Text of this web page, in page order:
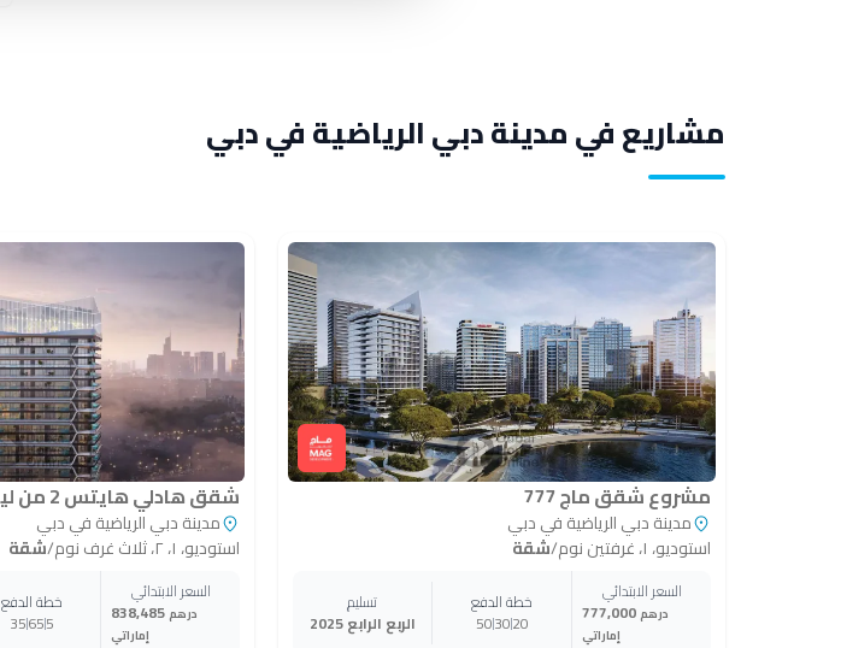
مشاريع في مدينة دبي الرياضية في دبي
مشروع شقق ماج 777
مدينة دبي الرياضية في دبي
استوديو، ١، غرفتين نوم
/شقة
السعر الابتدائي
777,000درهم
إماراتي
خطة الدفع
20
30
50
تسليم
الربع الرابع 2025
شقق هادلي هايتس 2 من ليوس
مدينة دبي الرياضية في دبي
استوديو، ١، ٢، ثلاث غرف نوم
/شقة
السعر الابتدائي
838,485درهم
إماراتي
خطة الدفع
5
65
35